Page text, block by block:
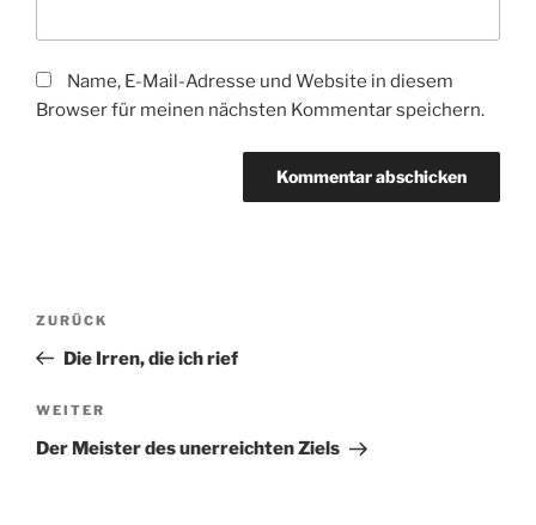
Name, E-Mail-Adresse und Website in diesem
Browser für meinen nächsten Kommentar speichern.
Beitragsnavigation
Vorheriger
Beitrag
ZURÜCK
Die Irren, die ich rief
Nächster
Beitrag
WEITER
Der Meister des unerreichten Ziels